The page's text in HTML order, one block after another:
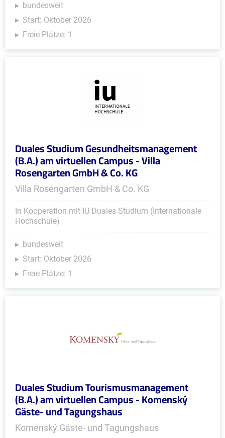
bundesweit
Start: Oktober 2026
Freie Plätze: 1
Duales Studium Gesundheitsmanagement
(B.A.) am virtuellen Campus - Villa
Rosengarten GmbH & Co. KG
Villa Rosengarten GmbH & Co. KG
In Kooperation mit IU Duales Studium (Internationale
Hochschule)
bundesweit
Start: Oktober 2026
Freie Plätze: 1
Duales Studium Tourismusmanagement
(B.A.) am virtuellen Campus - Komenský
Gäste- und Tagungshaus
Komenský Gäste- und Tagungshaus